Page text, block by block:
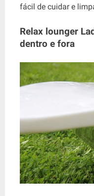
fácil de cuidar e
Relax lounger
dentro e fora